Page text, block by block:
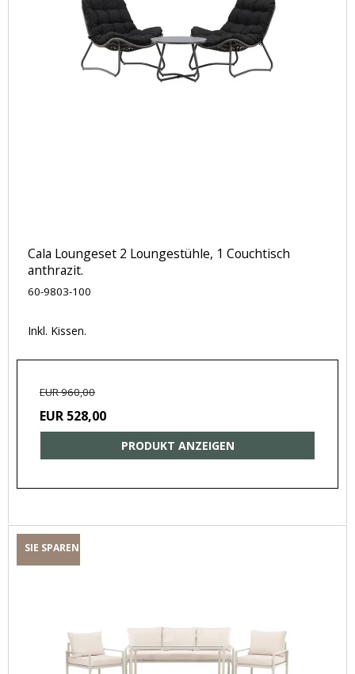
Cala Loungeset 2 Loungestühle, 1 Couchtisch
anthrazit.
60-9803-100
Inkl. Kissen.
EUR 960,00
EUR 528,00
PRODUKT ANZEIGEN
SIE SPAREN